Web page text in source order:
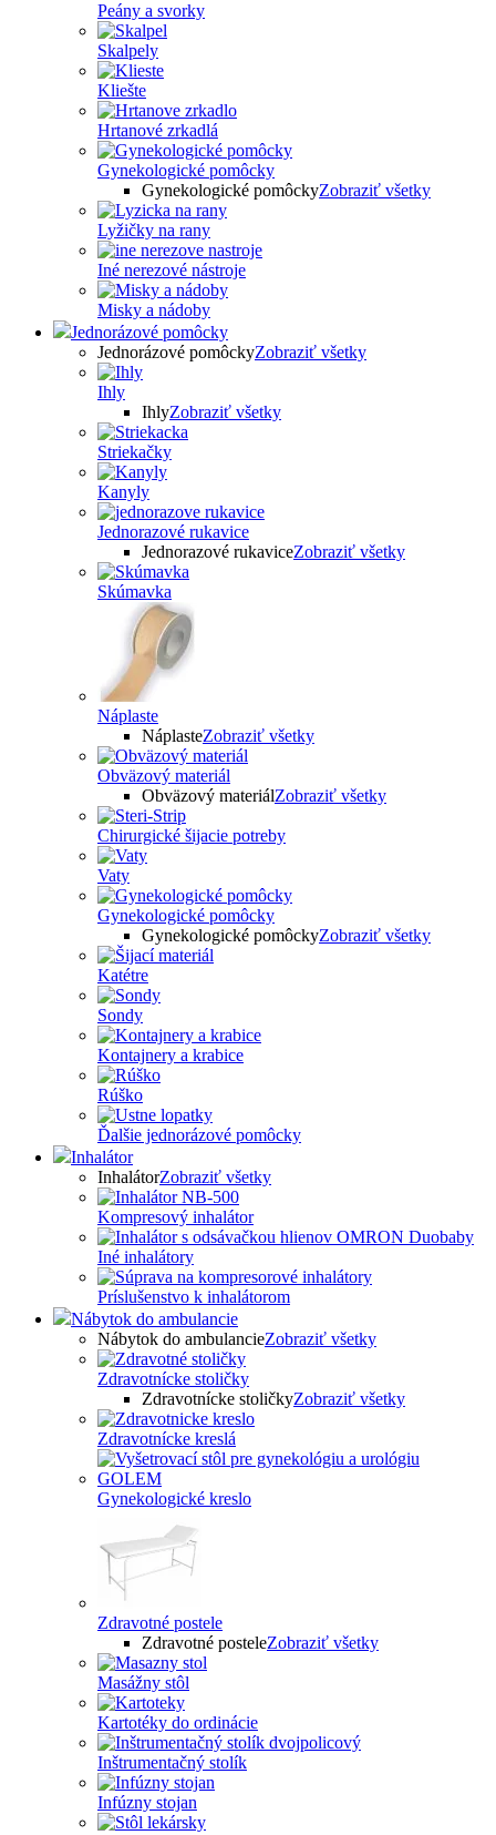
Peány a svorky
Skalpely
Kliešte
Hrtanové zrkadlá
Gynekologické pomôcky
Gynekologické pomôckyZobraziť všetky
Lyžičky na rany
Iné nerezové nástroje
Misky a nádoby
Jednorázové pomôcky
Jednorázové pomôckyZobraziť všetky
Ihly
IhlyZobraziť všetky
Striekačky
Kanyly
Jednorazové rukavice
Jednorazové rukaviceZobraziť všetky
Skúmavka
Náplaste
NáplasteZobraziť všetky
Obväzový materiál
Obväzový materiálZobraziť všetky
Chirurgické šijacie potreby
Vaty
Gynekologické pomôcky
Gynekologické pomôckyZobraziť všetky
Katétre
Sondy
Kontajnery a krabice
Rúško
Ďalšie jednorázové pomôcky
Inhalátor
InhalátorZobraziť všetky
Kompresový inhalátor
Iné inhalátory
Príslušenstvo k inhalátorom
Nábytok do ambulancie
Nábytok do ambulancieZobraziť všetky
Zdravotnícke stoličky
Zdravotnícke stoličkyZobraziť všetky
Zdravotnícke kreslá
Gynekologické kreslo
Zdravotné postele
Zdravotné posteleZobraziť všetky
Masážny stôl
Kartotéky do ordinácie
Inštrumentačný stolík
Infúzny stojan